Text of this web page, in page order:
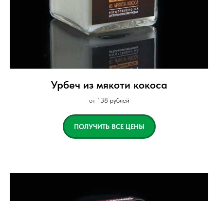
Урбеч из мякоти кокоса
от 138 рублей
ПОЛУЧИТЬ ВСЕ ЦЕНЫ